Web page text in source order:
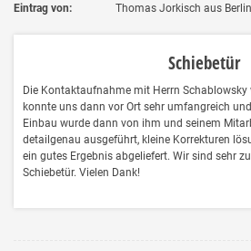
Eintrag von:
Thomas Jorkisch aus
Schiebetür
Die Kontaktaufnahme mit Herrn
konnte uns dann vor Ort sehr umfangreich
Einbau wurde dann von ihm und seinem
detailgenau ausgeführt, kleine Korrekturen
ein gutes Ergebnis abgeliefert. Wir sind sehr
Schiebetür. Vielen Dank!